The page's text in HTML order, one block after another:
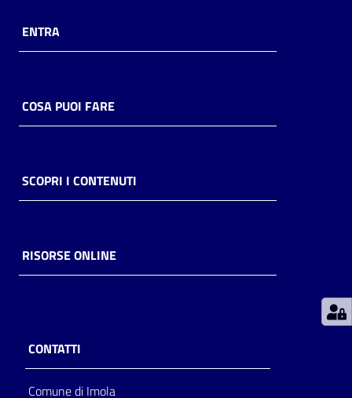
online
Piani
Decentrate
ENTRA
COSA PUOI FARE
SCOPRI I CONTENUTI
RISORSE ONLINE
CONTATTI
Comune di Imola